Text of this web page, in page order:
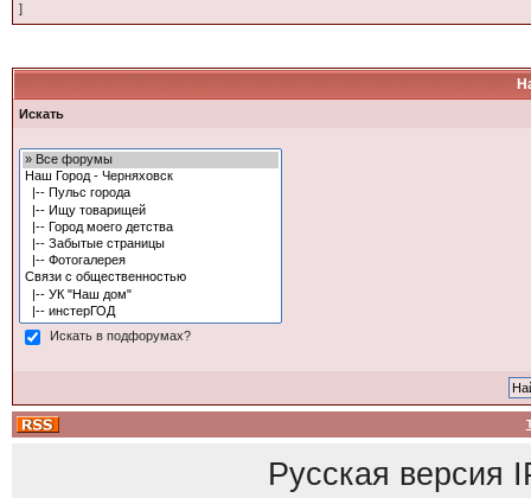
]
Искать
Искать в подфорумах?
Русская версия